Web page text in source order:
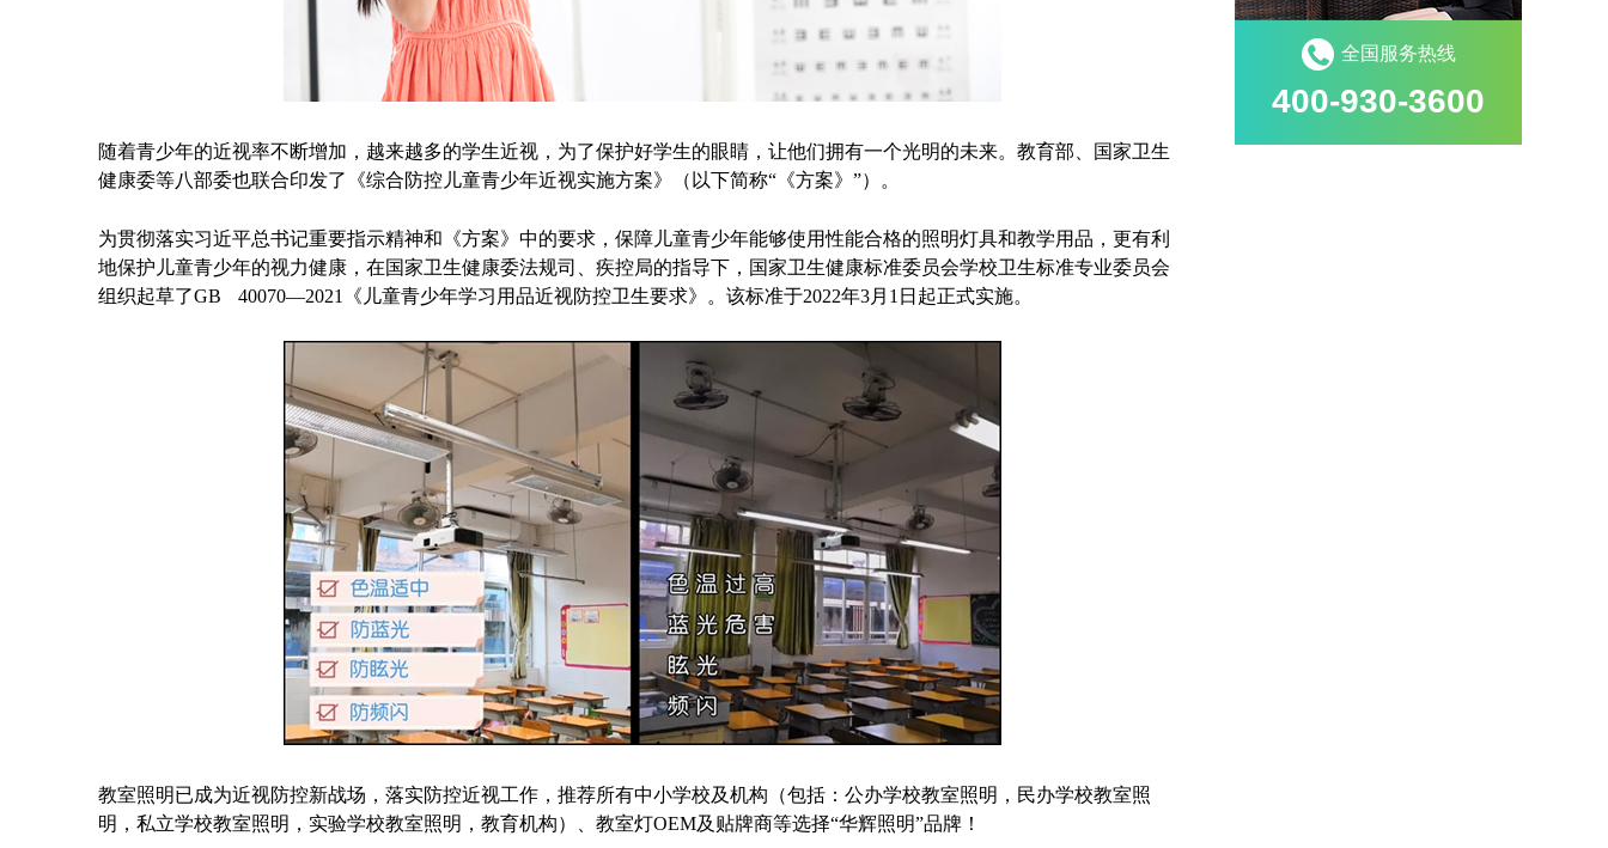
随着青少年的近视率不断增加，越来越多的学生近视，为了保护好学生的眼睛，让他们拥有一个光明的未来。教育部、国家卫生
健康委等八部委也联合印发了《综合防控儿童青少年近视实施方案》（以下简称“《方案》”）。
为贯彻落实习近平总书记重要指示精神和《方案》中的要求，保障儿童青少年能够使用性能合格的照明灯具和教学用品，更有利
地保护儿童青少年的视力健康，在国家卫生健康委法规司、疾控局的指导下，国家卫生健康标准委员会学校卫生标准专业委员会
组织起草了GB 40070—2021《儿童青少年学习用品近视防控卫生要求》。该标准于2022年3月1日起正式实施。
教室照明已成为近视防控新战场，落实防控近视工作，推荐所有中小学校及机构（包括：公办学校教室照明，民办学校教室照
明，私立学校教室照明，实验学校教室照明，教育机构）、教室灯OEM及贴牌商等选择“华辉照明”品牌！
全国服务热线
400-930-3600